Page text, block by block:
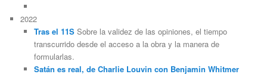
2022
Tras el 11SSobre la validez de las opiniones, el tiempo
transcurrido desde el acceso a la obra y la manera de
formularlas.
Satán es real, de Charlie Louvin con Benjamin Whitmer